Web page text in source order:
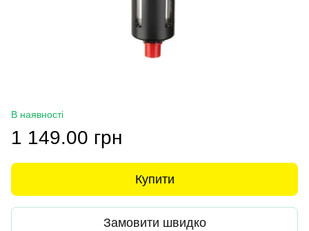
В наявності
1 149.00 грн
Купити
Замовити швидко